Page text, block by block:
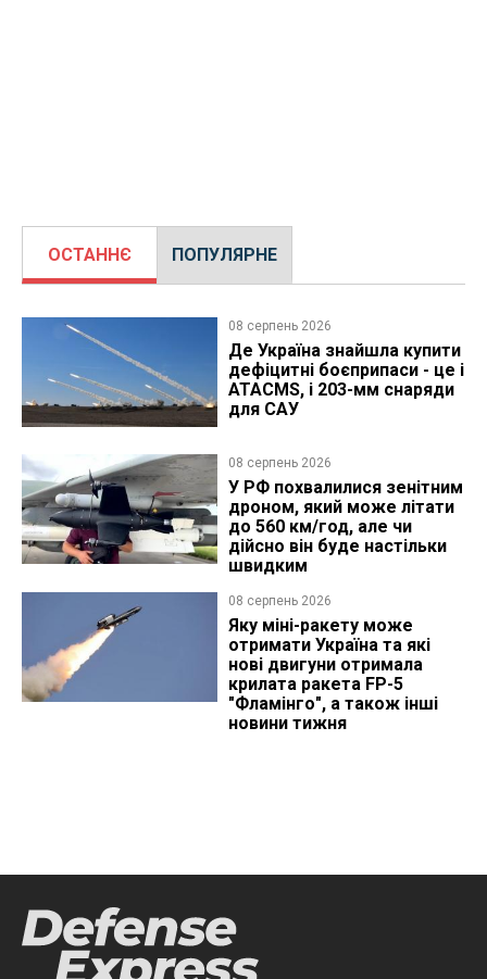
ОСТАННЄ ПОПУЛЯРНЕ
08 серпень 2026
Де Україна знайшла купити
дефіцитні боєприпаси - це і
ATACMS, і 203-мм снаряди
для САУ
08 серпень 2026
У РФ похвалилися зенітним
дроном, який може літати
до 560 км/год, але чи
дійсно він буде настільки
швидким
08 серпень 2026
Яку міні-ракету може
отримати Україна та які
нові двигуни отримала
крилата ракета FP-5
"Фламінго", а також інші
новини тижня